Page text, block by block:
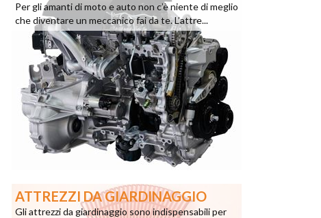
Per gli amanti di moto e auto non c’è niente di meglio
che diventare un meccanico fai da te. L’attre...
ATTREZZI DA GIARDINAGGIO
Gli attrezzi da giardinaggio sono indispensabili per